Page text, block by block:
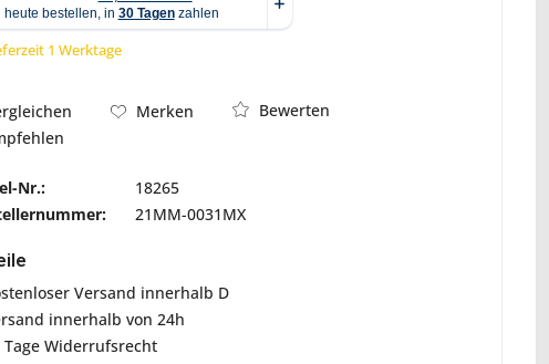
1 Werktage
Merken
Bewerten
Nr.:
18265
21MM-0031MX
Versand innerhalb D
innerhalb von 24h
Tage Widerrufsrecht